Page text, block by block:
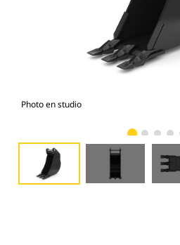
Photo en studio